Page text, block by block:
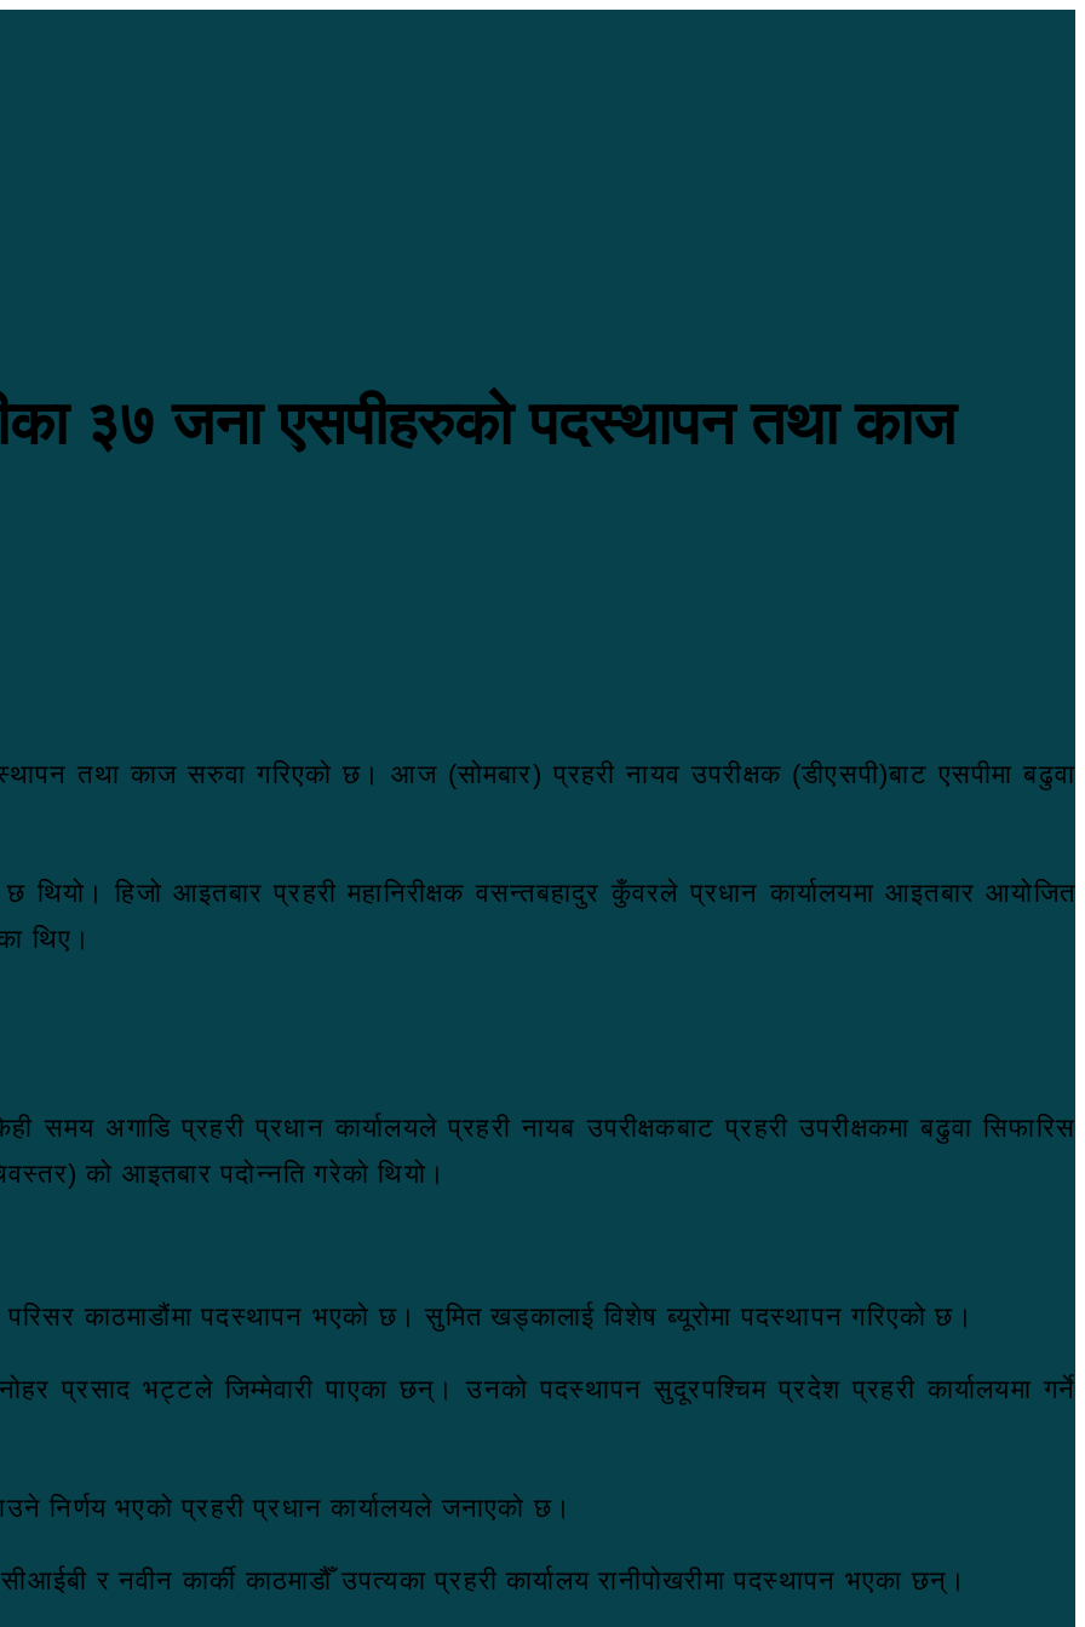
३७ जना एसपीहरुको पदस्थापन तथा काज
तथा काज सरुवा गरिएको छ। आज (सोमबार) प्रहरी नायव उपरीक्षक (डीएसपी)बाट एसपीमा बढुवा
छ थियो। हिजो आइतबार प्रहरी महानिरीक्षक वसन्तबहादुर कुँवरले प्रधान कार्यालयमा आइतबार आयोजित
थिए।
अगाडि प्रहरी प्रधान कार्यालयले प्रहरी नायब उपरीक्षकबाट प्रहरी उपरीक्षकमा बढुवा सिफारिस
को आइतबार पदोन्नति गरेको थियो।
काठमाडौंमा पदस्थापन भएको छ। सुमित खड्कालाई विशेष ब्यूरोमा पदस्थापन गरिएको छ।
प्रसाद भट्टले जिम्मेवारी पाएका छन्। उनको पदस्थापन सुदूरपश्चिम प्रदेश प्रहरी कार्यालयमा गर्ने
निर्णय भएको प्रहरी प्रधान कार्यालयले जनाएको छ।
र नवीन कार्की काठमाडौँ उपत्यका प्रहरी कार्यालय रानीपोखरीमा पदस्थापन भएका छन्।